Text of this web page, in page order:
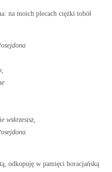
na moich plecach ciężki tobół
wskrzesisz,
odkopuję w pamięci horacjańską